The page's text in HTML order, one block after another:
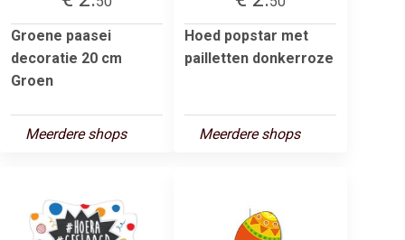
Groene paasei
decoratie 20 cm
Groen
Meerdere shops
Hoed popstar met
pailletten donkerroze
Meerdere shops